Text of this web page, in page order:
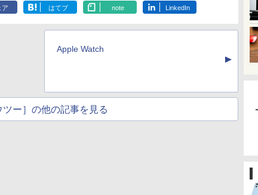
ア はてブ note LinkedIn
Apple Watch
▲
ツー］の他の記事を見る